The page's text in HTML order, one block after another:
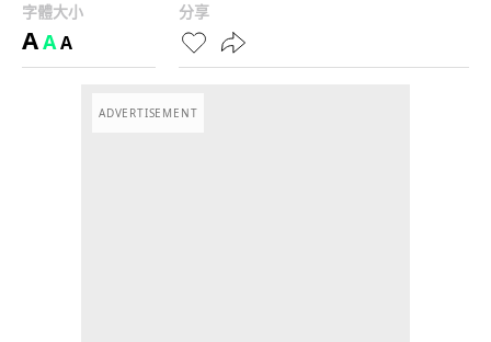
字體大小
AAA
分享
ADVERTISEMENT